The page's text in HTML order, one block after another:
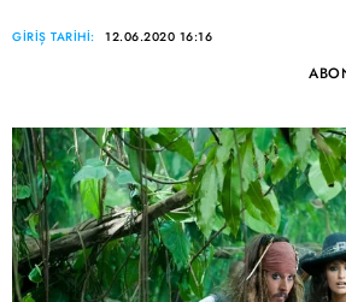
GİRİŞ TARİHİ: 12.06.2020 16:16